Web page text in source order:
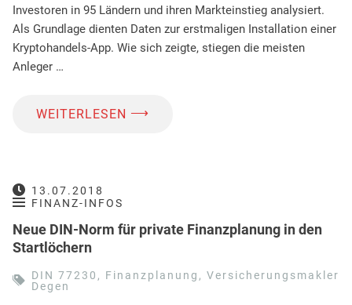
Investoren in 95 Ländern und ihren Markteinstieg analysiert.
Als Grundlage dienten Daten zur erstmaligen Installation einer
Kryptohandels-App. Wie sich zeigte, stiegen die meisten
Anleger …
WEITERLESEN ⟶
13.07.2018
FINANZ-INFOS
Neue DIN-Norm für private Finanzplanung in den
Startlöchern
DIN 77230 , Finanzplanung , Versicherungsmakler
Degen